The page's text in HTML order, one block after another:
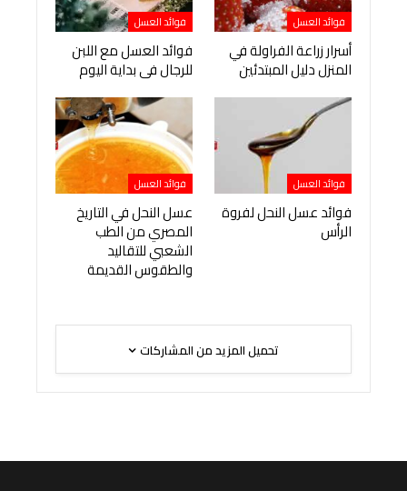
فوائد العسل
أسرار زراعة الفراولة في
المنزل دليل المبتدئين
فوائد العسل
فوائد العسل مع اللبن
للرجال فى بداية اليوم
فوائد العسل
فوائد عسل النحل لفروة
الرأس
فوائد العسل
عسل النحل في التاريخ
المصري من الطب
الشعبي للتقاليد
والطقوس القديمة
تحميل المزيد من المشاركات